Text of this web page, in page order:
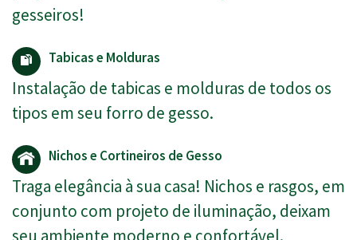
gesseiros!
Tabicas e Molduras
Instalação de tabicas e molduras de todos os
tipos em seu forro de gesso.
Nichos e Cortineiros de Gesso
Traga elegância à sua casa! Nichos e rasgos, em
conjunto com projeto de iluminação, deixam